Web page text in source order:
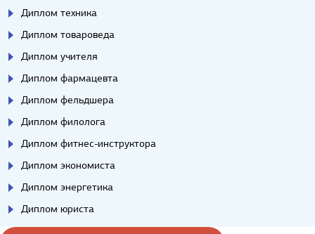
Диплом техника
Диплом товароведа
Диплом учителя
Диплом фармацевта
Диплом фельдшера
Диплом филолога
Диплом фитнес-инструктора
Диплом экономиста
Диплом энергетика
Диплом юриста